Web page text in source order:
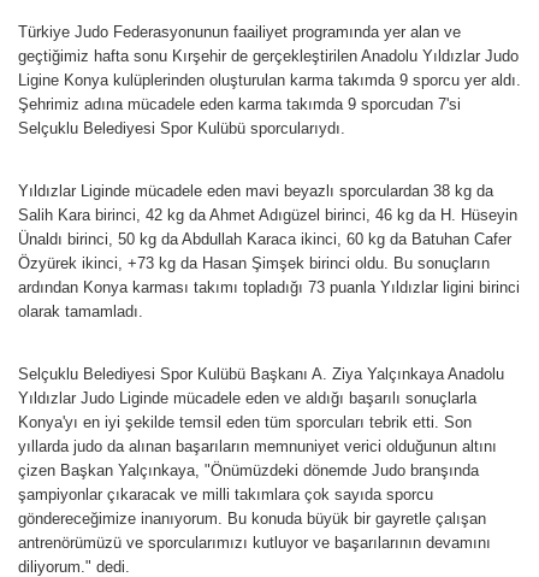
Türkiye Judo Federasyonunun faailiyet programında yer alan ve
geçtiğimiz hafta sonu Kırşehir de gerçekleştirilen Anadolu Yıldızlar Judo
Ligine Konya kulüplerinden oluşturulan karma takımda 9 sporcu yer aldı.
Şehrimiz adına mücadele eden karma takımda 9 sporcudan 7'si
Selçuklu Belediyesi Spor Kulübü sporcularıydı.
Yıldızlar Liginde mücadele eden mavi beyazlı sporculardan 38 kg da
Salih Kara birinci, 42 kg da Ahmet Adıgüzel birinci, 46 kg da H. Hüseyin
Ünaldı birinci, 50 kg da Abdullah Karaca ikinci, 60 kg da Batuhan Cafer
Özyürek ikinci, +73 kg da Hasan Şimşek birinci oldu. Bu sonuçların
ardından Konya karması takımı topladığı 73 puanla Yıldızlar ligini birinci
olarak tamamladı.
Selçuklu Belediyesi Spor Kulübü Başkanı A. Ziya Yalçınkaya Anadolu
Yıldızlar Judo Liginde mücadele eden ve aldığı başarılı sonuçlarla
Konya'yı en iyi şekilde temsil eden tüm sporcuları tebrik etti. Son
yıllarda judo da alınan başarıların memnuniyet verici olduğunun altını
çizen Başkan Yalçınkaya, "Önümüzdeki dönemde Judo branşında
şampiyonlar çıkaracak ve milli takımlara çok sayıda sporcu
göndereceğimize inanıyorum. Bu konuda büyük bir gayretle çalışan
antrenörümüzü ve sporcularımızı kutluyor ve başarılarının devamını
diliyorum." dedi.